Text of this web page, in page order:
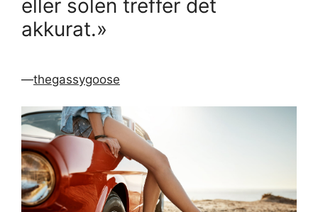
eller solen treffer det
akkurat.»
—thegassygoose